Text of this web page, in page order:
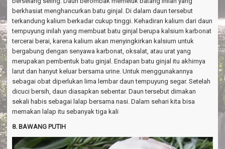
berkhasiat menghancurkan batu ginjal. Di dalam daun tersebut
terkandung kalium berkadar cukup tinggi. Kehadiran kalium dari daun
tempuyung inilah yang membuat batu ginjal berupa kalsium karbonat
tercerai berai, karena kalium akan menyingkirkan kalsium untuk
bergabung dengan senyawa karbonat, oksalat, atau urat yang
merupakan pembentuk batu ginjal. Endapan batu ginjal itu akhirnya
larut dan hanyut keluar bersama urine. Untuk menggunakannya
sebagai obat diperlukan lima lembar daun tempuyung segar. Setelah
dicuci bersih, daun diasapkan sebentar. Daun tersebut dimakan
sekali habis sebagai lalap bersama nasi. Dalam sehari kita bisa
memakan lalap itu sebanyak tiga kali
8. BAWANG PUTIH